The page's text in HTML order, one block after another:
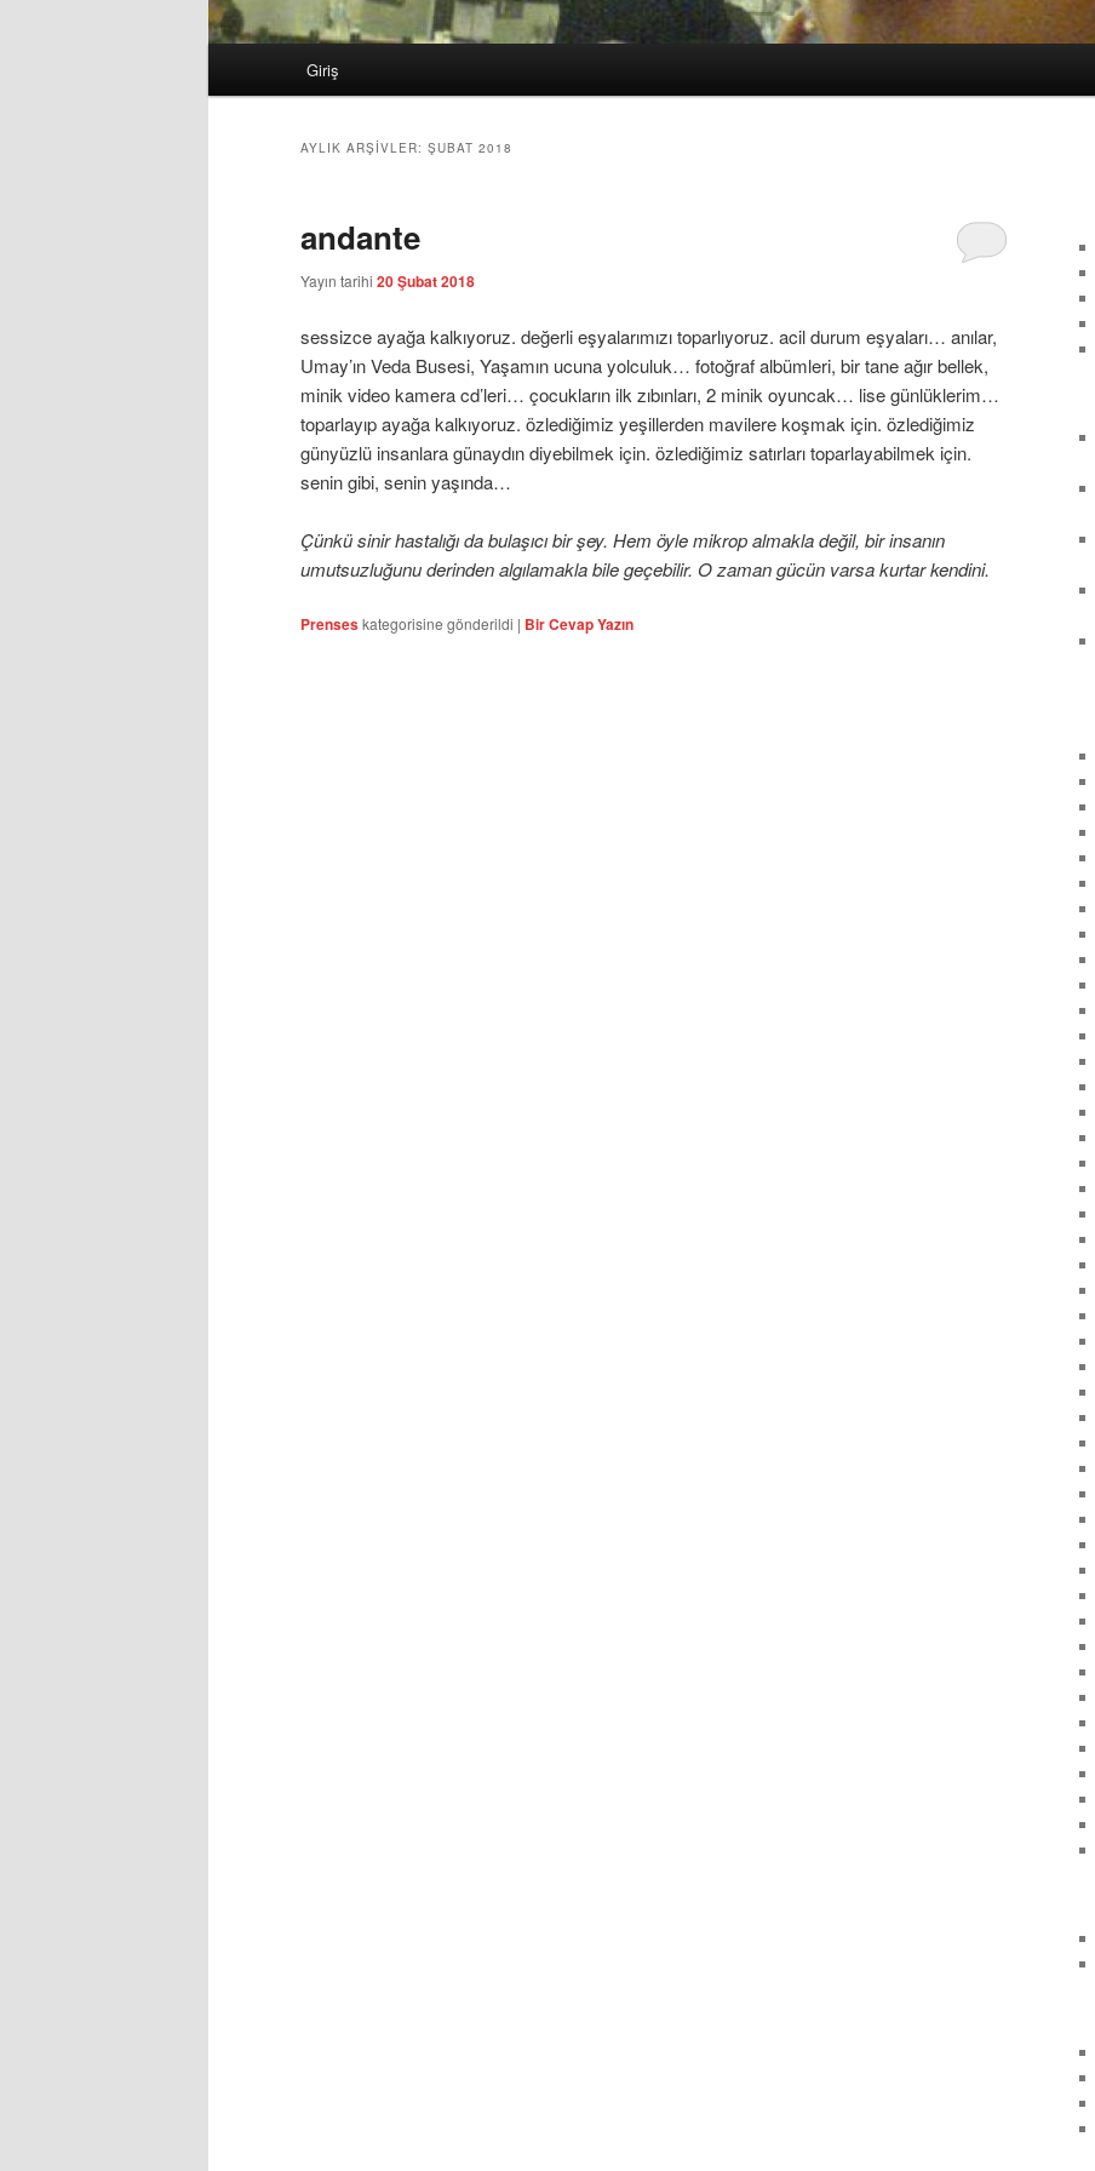
Birincil
İkincil
Giriş
AYLIK ARŞIVLER: ŞUBAT 2018
andante
Yayın tarihi 20 Şubat 2018
sessizce ayağa kalkıyoruz. değerli eşyalarımızı toparlıyoruz. acil durum eşyaları… anılar,
Umay’ın Veda Busesi, Yaşamın ucuna yolculuk… fotoğraf albümleri, bir tane ağır bellek,
minik video kamera cd’leri… çocukların ilk zıbınları, 2 minik oyuncak… lise günlüklerim…
toparlayıp ayağa kalkıyoruz. özlediğimiz yeşillerden mavilere koşmak için. özlediğimiz
günyüzlü insanlara günaydın diyebilmek için. özlediğimiz satırları toparlayabilmek için.
senin gibi, senin yaşında…
Çünkü sinir hastalığı da bulaşıcı bir şey. Hem öyle mikrop almakla değil, bir insanın
umutsuzluğunu derinden algılamakla bile geçebilir. O zaman gücün varsa kurtar kendini.
Prenseskategorisine gönderildi | Bir Cevap Yazın